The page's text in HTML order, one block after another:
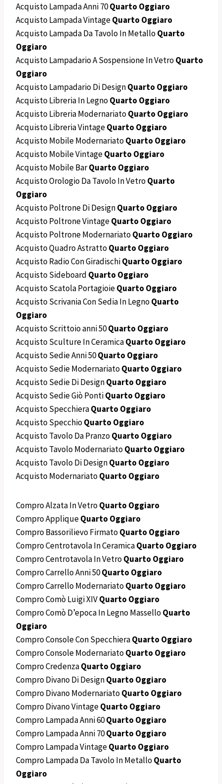
Acquisto Lampada Anni 70Quarto Oggiaro
Acquisto Lampada VintageQuarto Oggiaro
Acquisto Lampada Da Tavolo In MetalloQuarto
Oggiaro
Acquisto Lampadario A Sospensione In VetroQuarto
Oggiaro
Acquisto Lampadario Di DesignQuarto Oggiaro
Acquisto Libreria In LegnoQuarto Oggiaro
Acquisto Libreria ModernariatoQuarto Oggiaro
Acquisto Libreria VintageQuarto Oggiaro
Acquisto Mobile ModernariatoQuarto Oggiaro
Acquisto Mobile VintageQuarto Oggiaro
Acquisto Mobile BarQuarto Oggiaro
Acquisto Orologio Da Tavolo In VetroQuarto
Oggiaro
Acquisto Poltrone Di DesignQuarto Oggiaro
Acquisto Poltrone VintageQuarto Oggiaro
Acquisto Poltrone ModernariatoQuarto Oggiaro
Acquisto Quadro AstrattoQuarto Oggiaro
Acquisto Radio Con GiradischiQuarto Oggiaro
Acquisto Sideboard Quarto Oggiaro
Acquisto Scatola PortagioieQuarto Oggiaro
Acquisto Scrivania Con Sedia In LegnoQuarto
Oggiaro
Acquisto Scrittoio anni 50Quarto Oggiaro
Acquisto Sculture In CeramicaQuarto Oggiaro
Acquisto Sedie Anni 50Quarto Oggiaro
Acquisto Sedie ModernariatoQuarto Oggiaro
Acquisto Sedie Di DesignQuarto Oggiaro
Acquisto Sedie Giò PontiQuarto Oggiaro
Acquisto SpecchieraQuarto Oggiaro
Acquisto SpecchioQuarto Oggiaro
Acquisto Tavolo Da PranzoQuarto Oggiaro
Acquisto Tavolo ModernariatoQuarto Oggiaro
Acquisto Tavolo Di DesignQuarto Oggiaro
Acquisto ModernariatoQuarto Oggiaro
Compro Alzata In VetroQuarto Oggiaro
Compro AppliqueQuarto Oggiaro
Compro Bassorilievo FirmatoQuarto Oggiaro
Compro Centrotavola In CeramicaQuarto Oggiaro
Compro Centrotavola In VetroQuarto Oggiaro
Compro Carrello Anni 50Quarto Oggiaro
Compro Carrello ModernariatoQuarto Oggiaro
Compro Comò Luigi XIVQuarto Oggiaro
Compro Comò D’epoca In Legno MasselloQuarto
Oggiaro
Compro Console Con SpecchieraQuarto Oggiaro
Compro Console ModernariatoQuarto Oggiaro
Compro CredenzaQuarto Oggiaro
Compro Divano Di DesignQuarto Oggiaro
Compro Divano ModernariatoQuarto Oggiaro
Compro Divano VintageQuarto Oggiaro
Compro Lampada Anni 60Quarto Oggiaro
Compro Lampada Anni 70Quarto Oggiaro
Compro Lampada VintageQuarto Oggiaro
Compro Lampada Da Tavolo In MetalloQuarto
Oggiaro